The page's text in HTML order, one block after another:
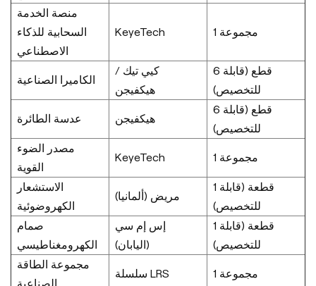
منصة الخدمة
السحابية للذكاء
الاصطناعي
KeyeTech 1 مجموعة
الكاميرا الصناعية
كيي تيك /
هيكفيجن
6 قطع (قابلة
للتخصيص)
عدسة الطائرة هيكفيجن
6 قطع (قابلة
للتخصيص)
مصدر الضوء
القوية
KeyeTech 1 مجموعة
الاستشعار
الكهروضوئية
مريض (ألمانيا)
1 قطعة (قابلة
للتخصيص)
صمام
الكهرومغناطيسي
إس إم سي
(اليابان)
1 قطعة (قابلة
للتخصيص)
مجموعة الطاقة
الصناعية
سلسلة LRS 1 مجموعة